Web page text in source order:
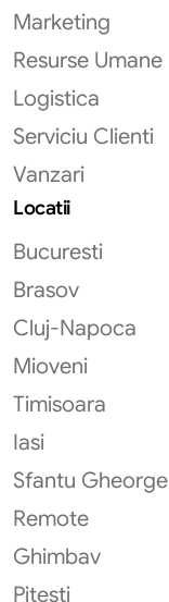
Marketing
Resurse Umane
Logistica
Serviciu Clienti
Vanzari
Locatii
Bucuresti
Brasov
Cluj-Napoca
Mioveni
Timisoara
Iasi
Sfantu Gheorge
Remote
Ghimbav
Pitesti